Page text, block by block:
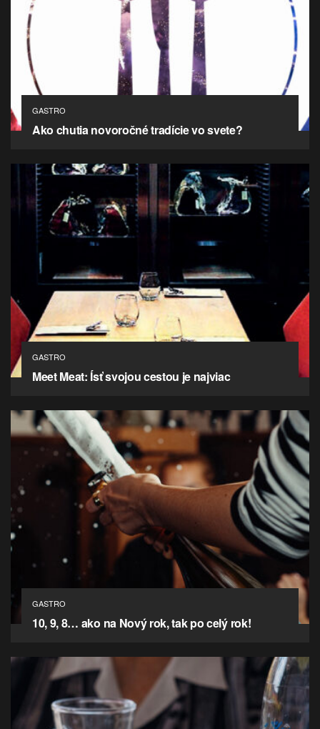
GASTRO
Ako chutia novoročné tradície vo svete?
GASTRO
Meet Meat: Ísť svojou cestou je najviac
GASTRO
10, 9, 8… ako na Nový rok, tak po celý rok!